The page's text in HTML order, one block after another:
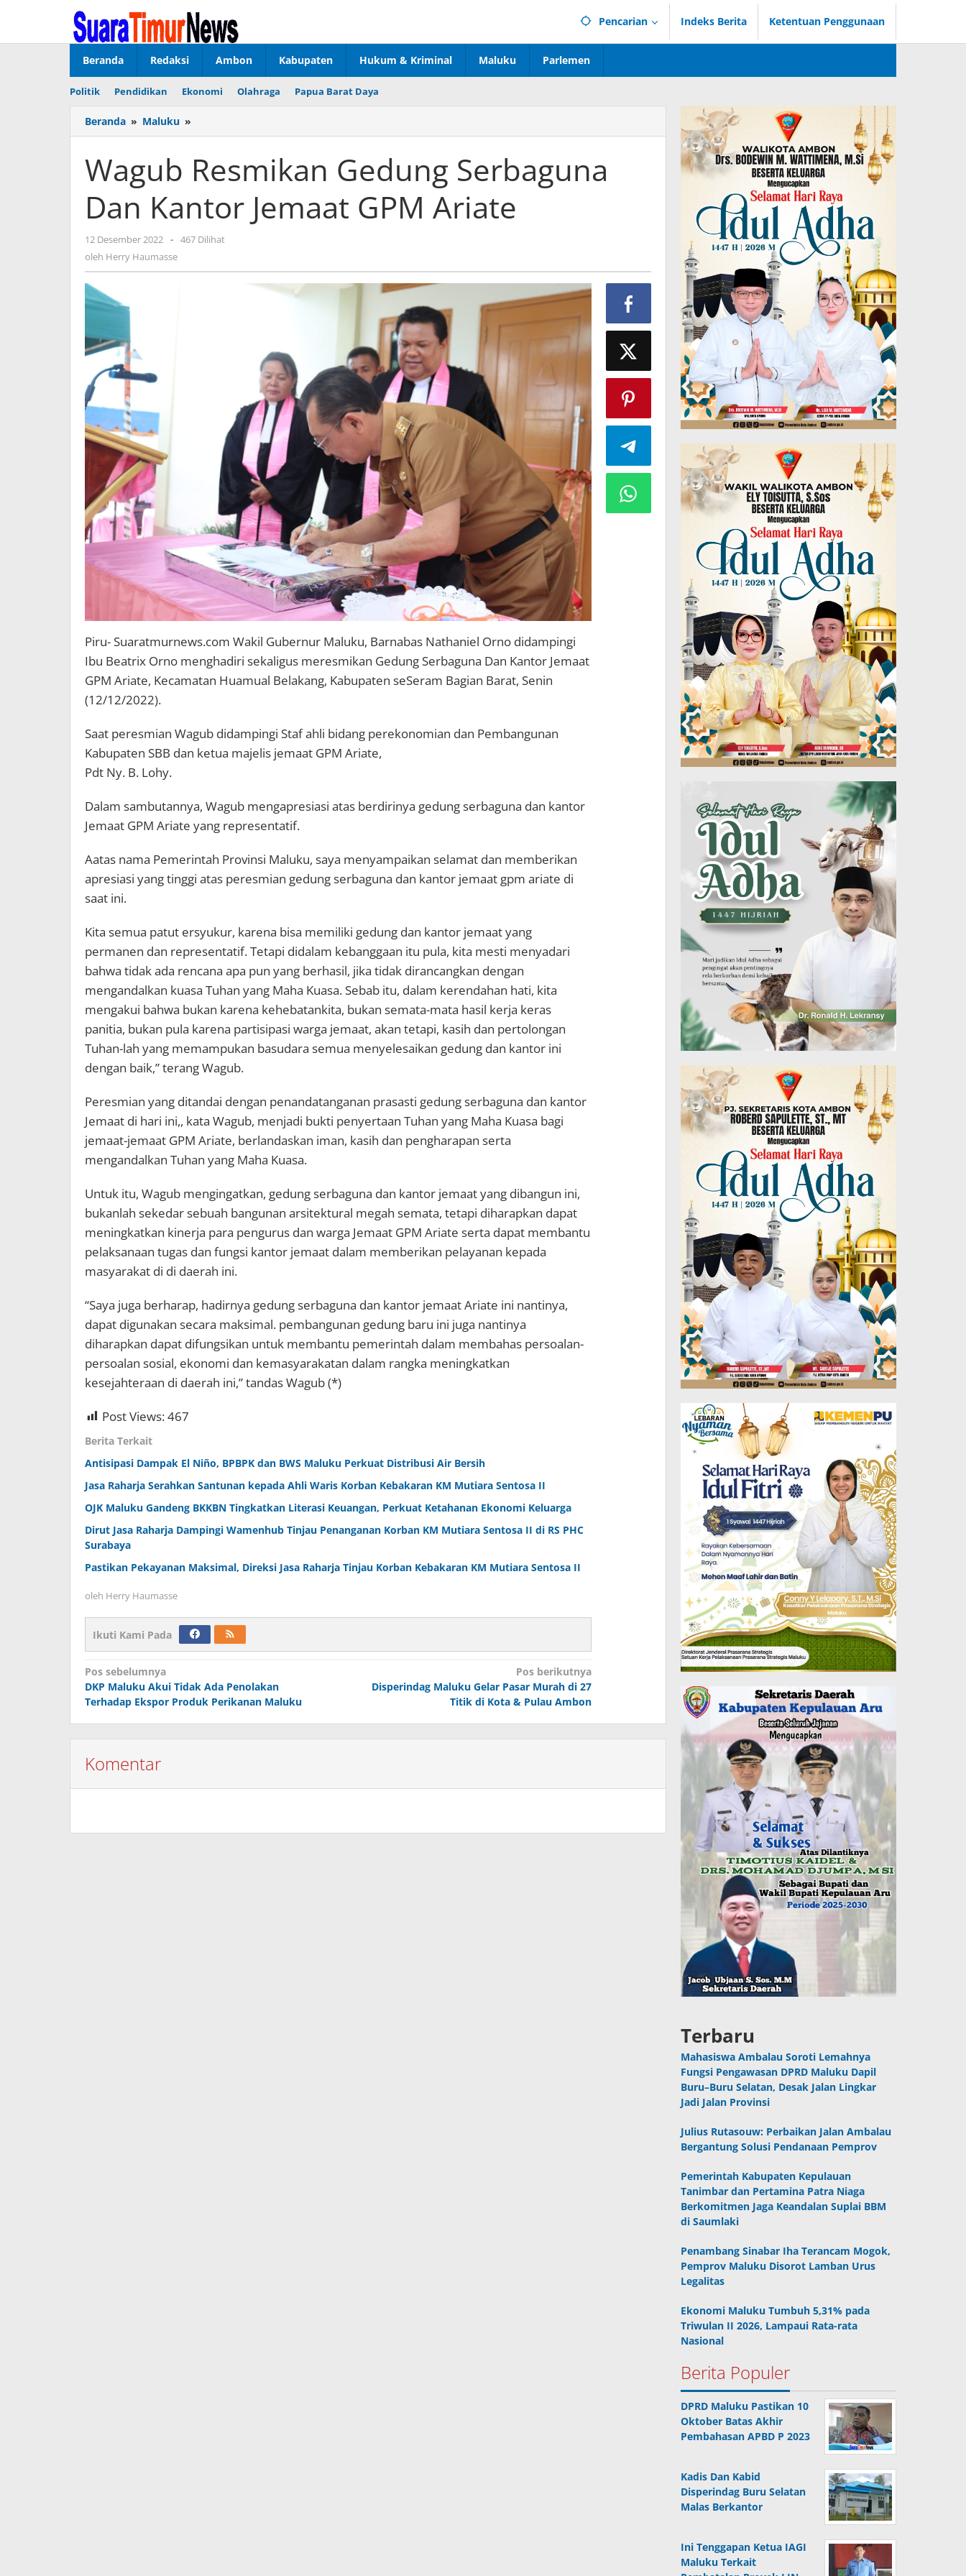
Pencarian Indeks Berita Ketentuan Penggunaan
Beranda Redaksi Ambon Kabupaten Hukum & Kriminal Maluku Parlemen
Politik Pendidikan Ekonomi Olahraga Papua Barat Daya
Beranda » Maluku »
Resmikan
Serbaguna
Dan
Kantor
Jemaat
Ariate
Wagub Resmikan Gedung Serbaguna
Dan Kantor Jemaat GPM Ariate
12 Desember 2022 oleh
Herry
- 467 Dilihat
oleh Herry Haumasse
Piru- Suaratmurnews.com Wakil Gubernur Maluku, Barnabas Nathaniel Orno didampingi
Ibu Beatrix Orno menghadiri sekaligus meresmikan Gedung Serbaguna Dan Kantor Jemaat
GPM Ariate, Kecamatan Huamual Belakang, Kabupaten seSeram Bagian Barat, Senin
(12/12/2022).
Saat peresmian Wagub didampingi Staf ahli bidang perekonomian dan Pembangunan
Kabupaten SBB dan ketua majelis jemaat GPM Ariate,
Pdt Ny. B. Lohy.
Dalam sambutannya, Wagub mengapresiasi atas berdirinya gedung serbaguna dan kantor
Jemaat GPM Ariate yang representatif.
Aatas nama Pemerintah Provinsi Maluku, saya menyampaikan selamat dan memberikan
apresiasi yang tinggi atas peresmian gedung serbaguna dan kantor jemaat gpm ariate di
saat ini.
Kita semua patut ersyukur, karena bisa memiliki gedung dan kantor jemaat yang
permanen dan representatif. Tetapi didalam kebanggaan itu pula, kita mesti menyadari
bahwa tidak ada rencana apa pun yang berhasil, jika tidak dirancangkan dengan
mengandalkan kuasa Tuhan yang Maha Kuasa. Sebab itu, dalam kerendahan hati, kita
mengakui bahwa bukan karena kehebatankita, bukan semata-mata hasil kerja keras
panitia, bukan pula karena partisipasi warga jemaat, akan tetapi, kasih dan pertolongan
Tuhan-lah yang memampukan basudara semua menyelesaikan gedung dan kantor ini
dengan baik,” terang Wagub.
Peresmian yang ditandai dengan penandatanganan prasasti gedung serbaguna dan kantor
Jemaat di hari ini,, kata Wagub, menjadi bukti penyertaan Tuhan yang Maha Kuasa bagi
jemaat-jemaat GPM Ariate, berlandaskan iman, kasih dan pengharapan serta
mengandalkan Tuhan yang Maha Kuasa.
Untuk itu, Wagub mengingatkan, gedung serbaguna dan kantor jemaat yang dibangun ini,
bukanlah sekedar sebuah bangunan arsitektural megah semata, tetapi diharapkan dapat
meningkatkan kinerja para pengurus dan warga Jemaat GPM Ariate serta dapat membantu
pelaksanaan tugas dan fungsi kantor jemaat dalam memberikan pelayanan kepada
masyarakat di di daerah ini.
“Saya juga berharap, hadirnya gedung serbaguna dan kantor jemaat Ariate ini nantinya,
dapat digunakan secara maksimal. pembangunan gedung baru ini juga nantinya
diharapkan dapat difungsikan untuk membantu pemerintah dalam membahas persoalan-
persoalan sosial, ekonomi dan kemasyarakatan dalam rangka meningkatkan
kesejahteraan di daerah ini,” tandas Wagub (*)
Post Views:467
Berita Terkait
Antisipasi Dampak El Niño, BPBPK dan BWS Maluku Perkuat Distribusi Air Bersih
Jasa Raharja Serahkan Santunan kepada Ahli Waris Korban Kebakaran KM Mutiara Sentosa II
OJK Maluku Gandeng BKKBN Tingkatkan Literasi Keuangan, Perkuat Ketahanan Ekonomi Keluarga
Dirut Jasa Raharja Dampingi Wamenhub Tinjau Penanganan Korban KM Mutiara Sentosa II di RS PHC
Surabaya
Pastikan Pekayanan Maksimal, Direksi Jasa Raharja Tinjau Korban Kebakaran KM Mutiara Sentosa II
oleh Herry Haumasse
Ikuti Kami Pada
Navigasi
pos
Pos sebelumnya
DKP Maluku Akui Tidak Ada Penolakan
Terhadap Ekspor Produk Perikanan Maluku
Pos berikutnya
Disperindag Maluku Gelar Pasar Murah di 27
Titik di Kota & Pulau Ambon
Komentar
Terbaru
Mahasiswa Ambalau Soroti Lemahnya
Fungsi Pengawasan DPRD Maluku Dapil
Buru–Buru Selatan, Desak Jalan Lingkar
Jadi Jalan Provinsi
Julius Rutasouw: Perbaikan Jalan Ambalau
Bergantung Solusi Pendanaan Pemprov
Pemerintah Kabupaten Kepulauan
Tanimbar dan Pertamina Patra Niaga
Berkomitmen Jaga Keandalan Suplai BBM
di Saumlaki
Penambang Sinabar Iha Terancam Mogok,
Pemprov Maluku Disorot Lamban Urus
Legalitas
Ekonomi Maluku Tumbuh 5,31% pada
Triwulan II 2026, Lampaui Rata-rata
Nasional
Berita Populer
DPRD Maluku Pastikan 10
Oktober Batas Akhir
Pembahasan APBD P 2023
Kadis Dan Kabid
Disperindag Buru Selatan
Malas Berkantor
Ini Tenggapan Ketua IAGI
Maluku Terkait